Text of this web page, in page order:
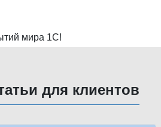
мира 1С!
для клиентов